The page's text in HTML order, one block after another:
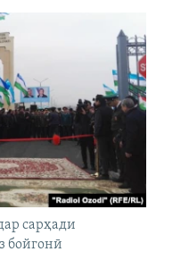
сарҳади
бойгонӣ